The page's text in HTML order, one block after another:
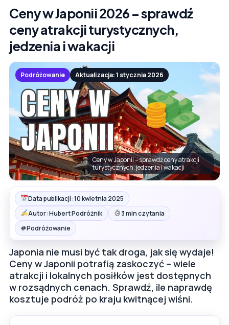
Ceny w Japonii 2026 – sprawdź
ceny atrakcji turystycznych,
jedzenia i wakacji
Podróżowanie Aktualizacja: 1 stycznia 2026
Ceny w Japonii – sprawdź ceny atrakcji
turystycznych, jedzenia i wakacji
Data publikacji: 10 kwietnia 2025
Autor: Hubert Podróżnik
3 min czytania
#Podróżowanie
Japonia nie musi być tak droga, jak się wydaje!
Ceny w Japonii potrafią zaskoczyć – wiele
atrakcji i lokalnych posiłków jest dostępnych
w rozsądnych cenach. Sprawdź, ile naprawdę
kosztuje podróż po kraju kwitnącej wiśni.